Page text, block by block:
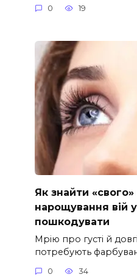
0 19
Як знайти
нарощування вій
пошкодувати
Мрію про густі й
потребують
0 34